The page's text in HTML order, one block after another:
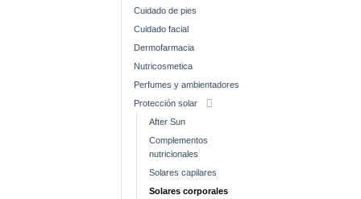
Cuidado de pies
Cuidado facial
Dermofarmacia
Nutricosmetica
Perfumes y ambientadores
Protección solar
After Sun
Complementos
nutricionales
Solares capilares
Solares corporales